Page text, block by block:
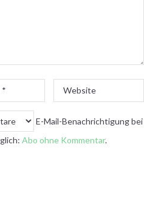
Website
E-Mail-Benachrichtigung bei
Abo ohne Kommentar.